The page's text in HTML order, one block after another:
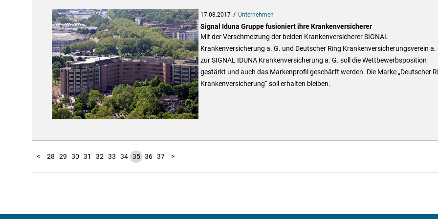
17.08.2017 Unternehmen
Signal Iduna Gruppe fusioniert ihre Krankenversicherer
Mit der Verschmelzung der beiden Krankenversicherer SIGNAL
Krankenversicherung a. G. und Deutscher Ring Krankenversicherungsverein a.
zur SIGNAL IDUNA Krankenversicherung a. G. soll die Wettbewerbsposition
gestärkt und auch das Markenprofil geschärft werden. Die Marke „Deutscher
Krankenversicherung“ soll erhalten bleiben.
<
1
2
3
4
5
6
7
8
9
10
11
12
13
14
15
16
17
18
19
20
21
22
23
24
25
26
27 28 29 30 31 32 33 34 35 36 37 >